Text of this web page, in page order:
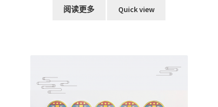
阅读更多 Quick view